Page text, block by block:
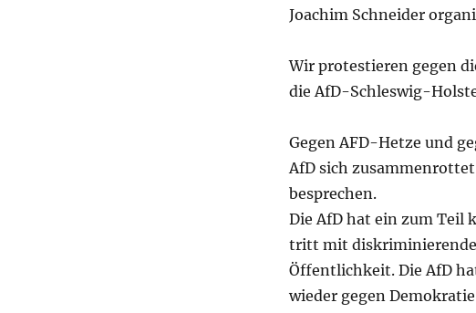
Joachim Schneider
Wir protestieren gegen
die AfD-Schleswig-
Gegen AFD-Hetze und
AfD sich
besprechen.
Die AfD hat ein zum Teil
tritt mit
Öffentlichkeit. Die AfD
wieder gegen